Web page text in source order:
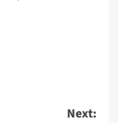
Next: